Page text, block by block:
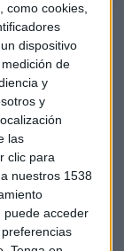
como cookies,
dispositivo
de
y
y
las
clic para
nuestros 1538
puede acceder
español,
las alzas. y
con una
que se deja un
Telefónica
mientras